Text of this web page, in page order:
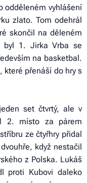
odděleném vyhlášení
zlato. Tom odehrál
skončil na děleném
byl 1. Jirka Vrba se
na basketbal.
které přenáší do hry s
set čtvrtý, ale v
2. místo za párem
ze čtyřhry přidal
když nestačil
z Polska. Lukáš
proti Kubovi daleko